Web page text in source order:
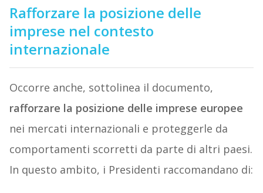
Rafforzare la posizione delle
imprese nel contesto
internazionale
Occorre anche, sottolinea il documento,
rafforzare la posizione delle imprese europee
nei mercati internazionali e proteggerle da
comportamenti scorretti da parte di altri paesi.
In questo ambito, i Presidenti raccomandano di: